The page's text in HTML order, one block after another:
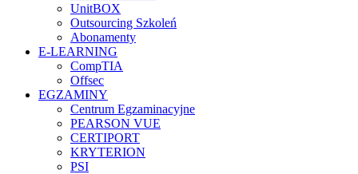
UnitBOX
Outsourcing Szkoleń
Abonamenty
E-LEARNING
CompTIA
Offsec
EGZAMINY
Centrum Egzaminacyjne
PEARSON VUE
CERTIPORT
KRYTERION
PSI